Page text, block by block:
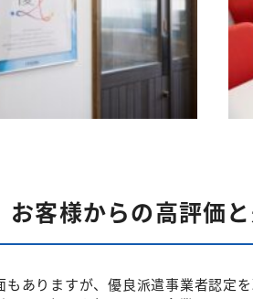
お客様からの高評価
ありますが、優良派遣事業者認定